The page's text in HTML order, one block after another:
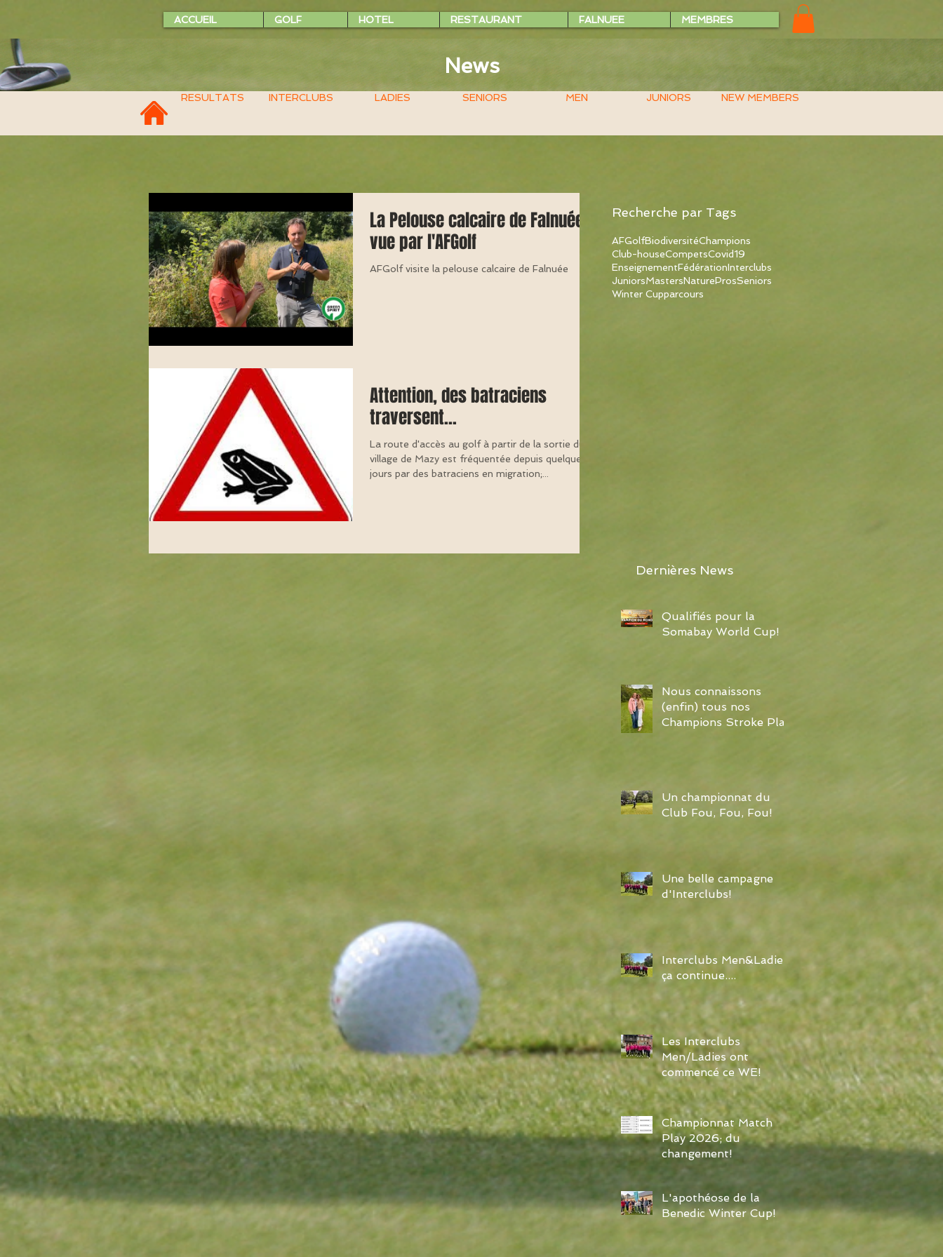
ACCUEIL GOLF HOTEL RESTAURANT FALNUEE MEMBRES
News
RESULTATS INTERCLUBS LADIES SENIORS MEN JUNIORS NEW MEMBERS
La Pelouse calcaire de Falnuée
vue par l'AFGolf
AFGolf visite la pelouse calcaire de Falnuée
Attention, des batraciens
traversent...
La route d'accès au golf à partir de la sortie du
village de Mazy est fréquentée depuis quelques
jours par des batraciens en migration;...
Recherche par Tags
AFGolfBiodiversitéChampions
Club-houseCompetsCovid19
EnseignementFédérationInterclubs
JuniorsMastersNatureProsSeniors
Winter Cupparcours
Dernières News
Qualifiés pour la
Somabay World Cup!
Nous connaissons
(enfin) tous nos
Champions Stroke Play
Un championnat du
Club Fou, Fou, Fou!
Une belle campagne
d'Interclubs!
Interclubs Men&Ladies:
ça continue....
Les Interclubs
Men/Ladies ont
commencé ce WE!
Championnat Match
Play 2026; du
changement!
L'apothéose de la
Benedic Winter Cup!